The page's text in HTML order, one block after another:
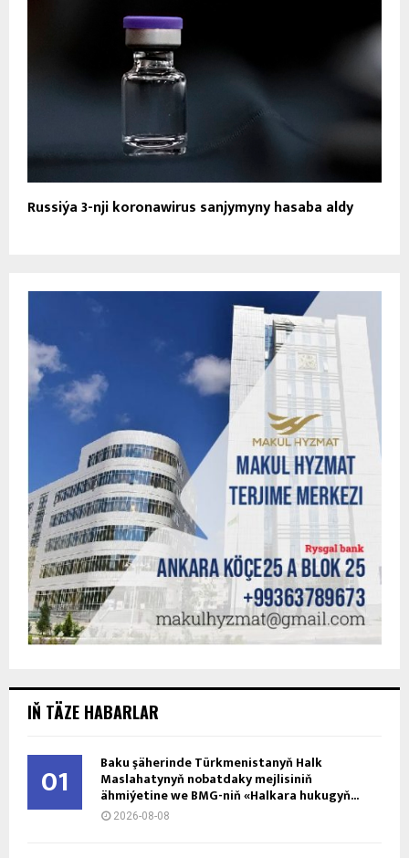
Russiýa 3-nji koronawirus sanjymyny hasaba aldy
IŇ TÄZE HABARLAR
01 Baku şäherinde Türkmenistanyň Halk
Maslahatynyň nobatdaky mejlisiniň
ähmiýetine we BMG-niň «Halkara hukugyň...
2026-08-08